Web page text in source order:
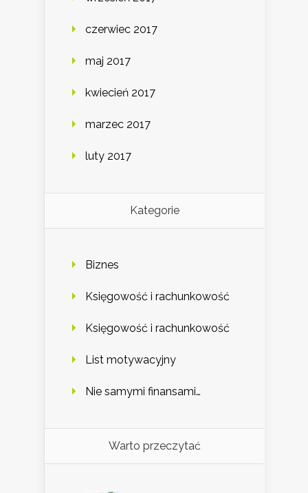
czerwiec 2017
maj 2017
kwiecień 2017
marzec 2017
luty 2017
Kategorie
Biznes
Księgowość i rachunkowość
Księgowość i rachunkowość
List motywacyjny
Nie samymi finansami…
Warto przeczytać